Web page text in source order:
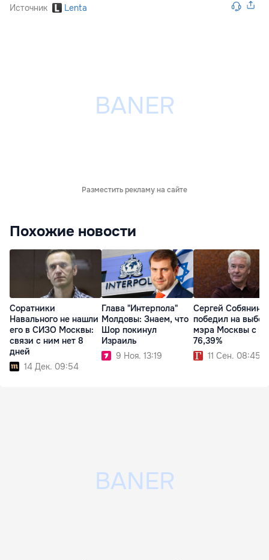
Источник Lenta
Разместить рекламу на сайте
Похожие новости
Соратники
Навального не нашли
его в СИЗО Москвы:
связи с ним нет 8
дней
14 Дек. 09:54
Глава "Интерпола"
Молдовы: Знаем, что
Шор покинул
Израиль
9 Ноя. 13:19
Сергей Собянин
победил на
мэра Москвы с
76,39%
11 Сен. 08:45